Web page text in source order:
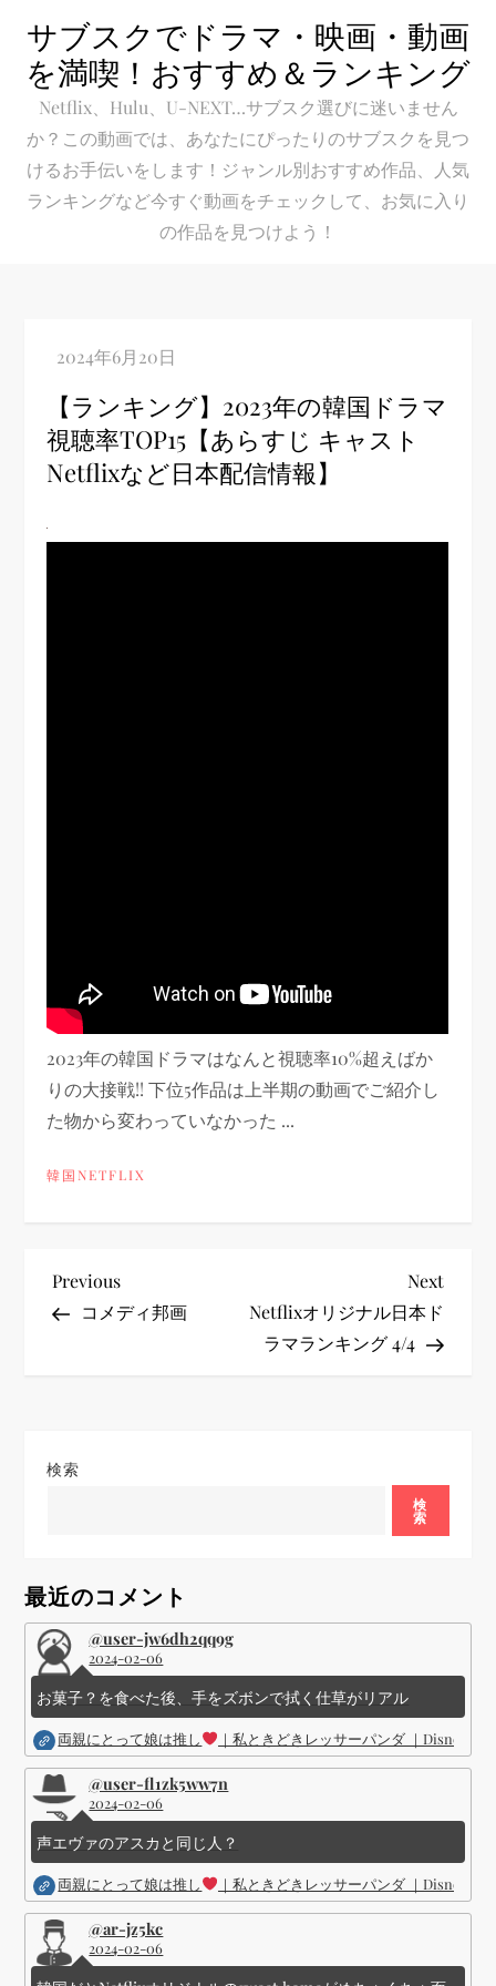
content
サブスクでドラマ・映画・動画
を満喫！おすすめ＆ランキング
Netflix、Hulu、U-NEXT…サブスク選びに迷いません
か？この動画では、あなたにぴったりのサブスクを見つ
けるお手伝いをします！ジャンル別おすすめ作品、人気
ランキングなど今すぐ動画をチェックして、お気に入り
の作品を見つけよう！
【ランキング】2023年の韓国ドラマ
視聴率TOP15【あらすじ キャスト
Netflixなど日本配信情報】
2023年の韓国ドラマはなんと視聴率10%超えばか
りの大接戦!! 下位5作品は上半期の動画でご紹介し
た物から変わっていなかった ...
韓国NETFLIX
投
シ
ョ
ン
Previous
Post
Previous
コメディ邦画
Next
Next
Netflixオリジナル日本ド
ラマランキング 4/4
検索
検
索
最近のコメント
@user-jw6dh2qq9g
2024-02-06
お菓子？を食べた後、手をズボンで拭く仕草がリアル
両親にとって娘は推し ｜私ときどきレッサーパンダ ｜Disney (
@user-fl1zk5ww7n
2024-02-06
声エヴァのアスカと同じ人？
両親にとって娘は推し ｜私ときどきレッサーパンダ ｜Disney (
@ar-jz5kc
2024-02-06